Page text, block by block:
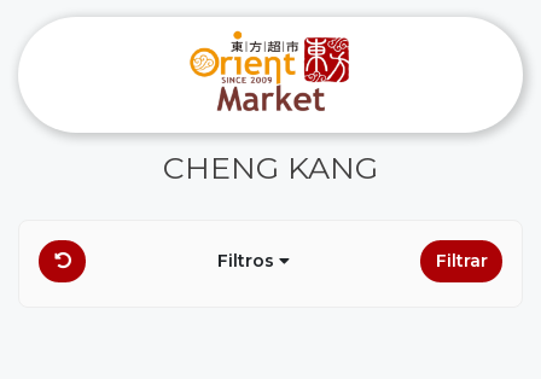
CHENG KANG
Filtros Filtrar